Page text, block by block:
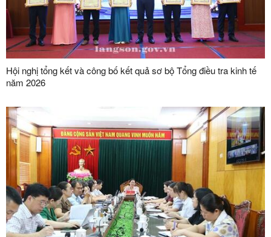
Hội nghị tổng kết và công bố kết quả sơ bộ Tổng điều tra kinh tế
năm 2026